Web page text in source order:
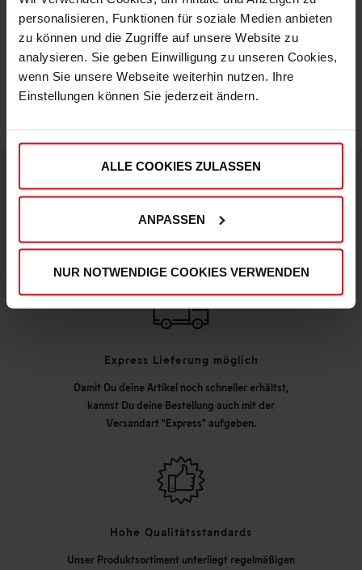
personalisieren, Funktionen für soziale Medien anbieten
zu können und die Zugriffe auf unsere Website zu
analysieren. Sie geben Einwilligung zu unseren Cookies,
wenn Sie unsere Webseite weiterhin nutzen. Ihre
Einstellungen können Sie jederzeit ändern.
ALLE COOKIES ZULASSEN
ANPASSEN
NUR NOTWENDIGE COOKIES VERWENDEN
Express Lieferung möglich
Damit Du deine Artikel noch schneller erhältst,
kannst Du deine Bestellung auch mit der
Versandart "Express" aufgeben.
Hohe Qualitätsstandards
Unser Produktsortiment unterliegt regelmäßigen